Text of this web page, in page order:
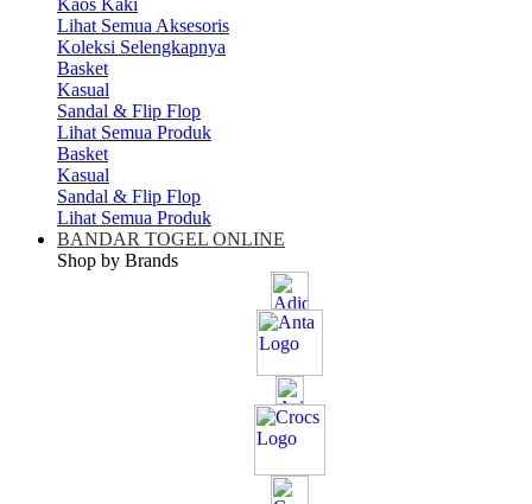
Kaos Kaki
Lihat Semua Aksesoris
Koleksi Selengkapnya
Basket
Kasual
Sandal & Flip Flop
Lihat Semua Produk
Basket
Kasual
Sandal & Flip Flop
Lihat Semua Produk
BANDAR TOGEL ONLINE
Shop by Brands